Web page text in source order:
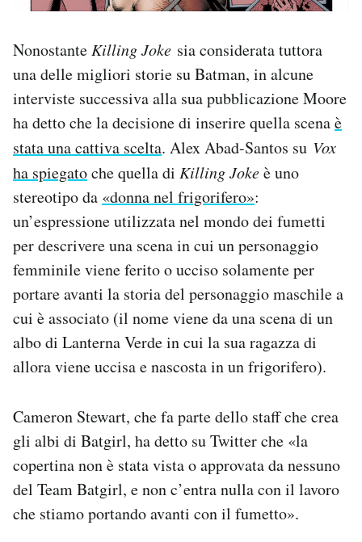
Nonostante Killing Joke sia considerata tuttora
una delle migliori storie su Batman, in alcune
interviste successiva alla sua pubblicazione Moore
ha detto che la decisione di inserire quella scenaè
stata una cattiva scelta. Alex Abad-Santos su Vox
ha spiegatoche quella di Killing Jokeè uno
stereotipo da «donna nel frigorifero»:
un’espressione utilizzata nel mondo dei fumetti
per descrivere una scena in cui un personaggio
femminile viene ferito o ucciso solamente per
portare avanti la storia del personaggio maschile a
cui è associato (il nome viene da una scena di un
albo di Lanterna Verde in cui la sua ragazza di
allora viene uccisa e nascosta in un frigorifero).
Cameron Stewart, che fa parte dello staff che crea
gli albi di Batgirl, ha detto su Twitter che «la
copertina non è stata vista o approvata da nessuno
del Team Batgirl, e non c’entra nulla con il lavoro
che stiamo portando avanti con il fumetto».